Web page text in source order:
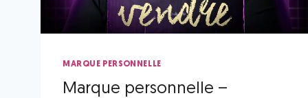
MARQUE PERSONNELLE
Marque personnelle –